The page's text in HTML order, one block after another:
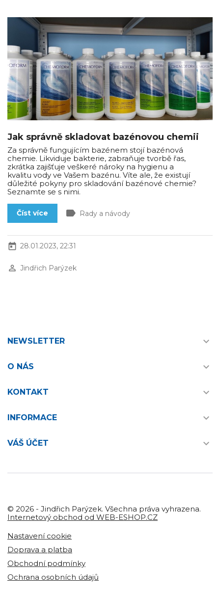
Jak správně skladovat bazénovou chemii
Za správně fungujícím bazénem stojí bazénová
chemie. Likviduje bakterie, zabraňuje tvorbě řas,
zkrátka zajišťuje veškeré nároky na hygienu a
kvalitu vody ve Vašem bazénu. Víte ale, že existují
důležité pokyny pro skladování bazénové chemie?
Seznamte se s nimi.
Číst více label Rady a návody
today 28.01.2023, 22:31
perm_identity Jindřich Parýzek
NEWSLETTER 
O NÁS 
KONTAKT 
INFORMACE 
VÁŠ ÚČET 
© 2026 - Jindřich Parýzek. Všechna práva vyhrazena.
Internetový obchod od WEB-ESHOP.CZ
Nastavení cookie
Doprava a platba
Obchodní podmínky
Ochrana osobních údajů